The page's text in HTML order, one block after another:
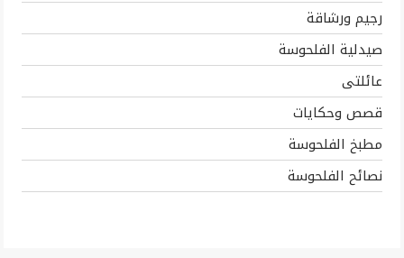
رجيم ورشاقة
صيدلية الفلحوسة
عائلتى
قصص وحكايات
مطبخ الفلحوسة
نصائح الفلحوسة